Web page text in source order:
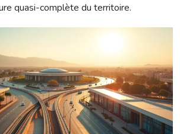
quasi-complète du territoire.